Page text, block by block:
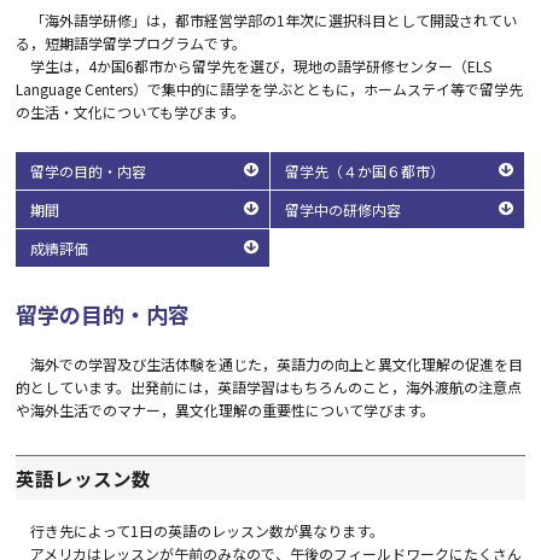
「海外語学研修」は，都市経営学部の1年次に選択科目として開設されてい
る，短期語学留学プログラムです。
学生は，4か国6都市から留学先を選び，現地の語学研修センター（ELS
Language Centers）で集中的に語学を学ぶとともに，ホームステイ等で留学先
の生活・文化についても学びます。
留学の目的・内容
留学先（４か国６都市）
期間
留学中の研修内容
成績評価
留学の目的・内容
海外での学習及び生活体験を通じた，英語力の向上と異文化理解の促進を目
的としています。出発前には，英語学習はもちろんのこと，海外渡航の注意点
や海外生活でのマナー，異文化理解の重要性について学びます。
英語レッスン数
行き先によって1日の英語のレッスン数が異なります。
アメリカはレッスンが午前のみなので、午後のフィールドワークにたくさん